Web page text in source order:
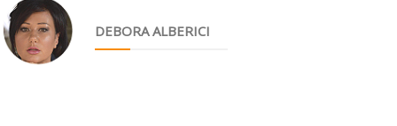
DEBORA ALBERICI